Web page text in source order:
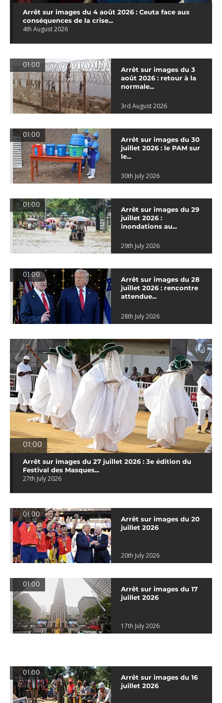
Arrêt sur images du 4 août 2026 : Ceuta face aux
conséquences de la crise...
4th August 2026
01:00
Arrêt sur images du 3
août 2026 : retour à la
normale...
3rd August 2026
01:00
Arrêt sur images du 30
juillet 2026 : le PAM sur
le...
30th July 2026
01:00
Arrêt sur images du 29
juillet 2026 :
inondations au...
29th July 2026
01:00
Arrêt sur images du 28
juillet 2026 : rencontre
attendue...
28th July 2026
01:00
Arrêt sur images du 27 juillet 2026 : 3e édition du
Festival des Masques...
27th July 2026
01:00
Arrêt sur images du 20
juillet 2026
20th July 2026
01:00
Arrêt sur images du 17
juillet 2026
17th July 2026
01:00
Arrêt sur images du 16
juillet 2026